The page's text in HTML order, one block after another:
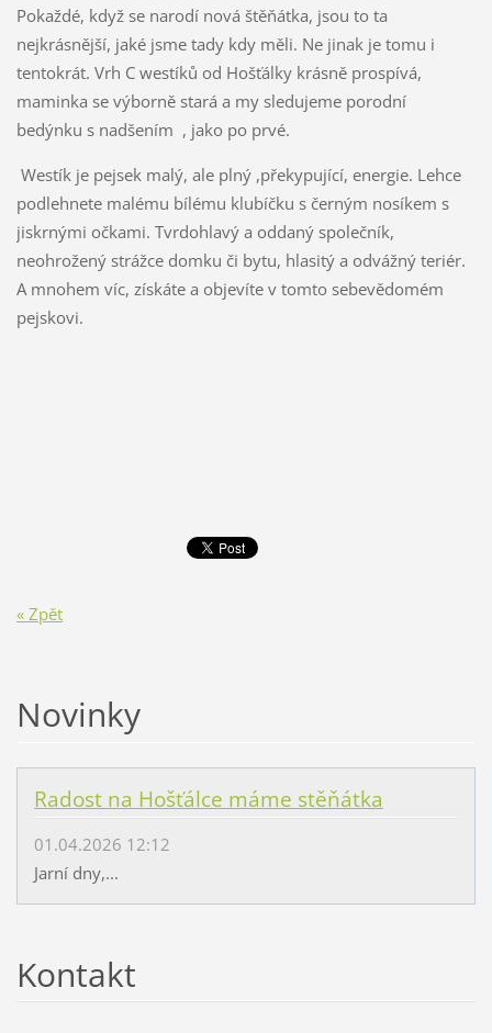
Pokaždé, když se narodí nová štěňátka, jsou to ta
nejkrásnější, jaké jsme tady kdy měli. Ne jinak je tomu i
tentokrát. Vrh C westíků od Hošťálky krásně prospívá,
maminka se výborně stará a my sledujeme porodní
bedýnku s nadšením , jako po prvé.
Westík je pejsek malý, ale plný ,překypující, energie. Lehce
podlehnete malému bílému klubíčku s černým nosíkem s
jiskrnými očkami. Tvrdohlavý a oddaný společník,
neohrožený strážce domku či bytu, hlasitý a odvážný teriér.
A mnohem víc, získáte a objevíte v tomto sebevědomém
pejskovi.
« Zpět
Novinky
Radost na Hošťálce máme stěňátka
01.04.2026 12:12
Jarní dny,...
Kontakt